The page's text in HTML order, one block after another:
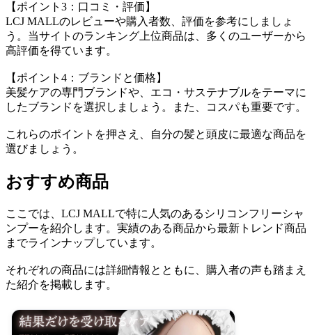
【ポイント3：口コミ・評価】
LCJ MALLのレビューや購入者数、評価を参考にしましょ
う。当サイトのランキング上位商品は、多くのユーザーから
高評価を得ています。
【ポイント4：ブランドと価格】
美髪ケアの専門ブランドや、エコ・サステナブルをテーマに
したブランドを選択しましょう。また、コスパも重要です。
これらのポイントを押さえ、自分の髪と頭皮に最適な商品を
選びましょう。
おすすめ商品
ここでは、LCJ MALLで特に人気のあるシリコンフリーシャ
ンプーを紹介します。実績のある商品から最新トレンド商品
までラインナップしています。
それぞれの商品には詳細情報とともに、購入者の声も踏まえ
た紹介を掲載します。